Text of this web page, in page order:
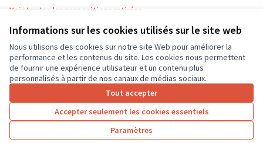
Informations sur les cookies utilisés sur le site web
Nous utilisons des cookies sur notre site Web pour améliorer la
performance et les contenus du site. Les cookies nous permettent
de fournir une expérience utilisateur et un contenu plus
personnalisés à partir de nos canaux de médias sociaux.
Tout accepter
Accepter seulement les cookies essentiels
Paramètres
Voir toutes les propositions retirées
Conditions d'utilisation
Paramètres des cookies
CD37 sur X
(Lien externe)
CD37 sur Facebook
CD37 sur Instagram
CD37 sur YouTube
(Lien externe)
Site réalisé grâce aulogiciel libre Decidim .
Licence
(Lien